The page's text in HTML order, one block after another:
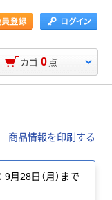
カゴ 0 点
商品情報を印刷する
月28日（月）まで